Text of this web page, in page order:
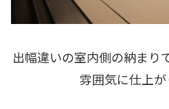
出幅違いの室内側の納まり
雰囲気に仕上が